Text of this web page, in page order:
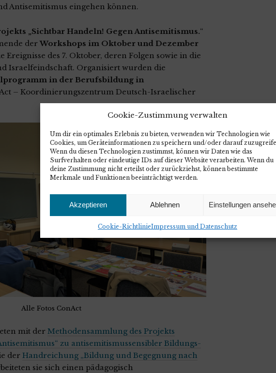
Cookie-Zustimmung verwalten
Um dir ein optimales Erlebnis zu bieten, verwenden wir Technologien wie
Cookies, um Geräteinformationen zu speichern und/oder darauf
Wenn du diesen Technologien zustimmst, können wir Daten wie das
Surfverhalten oder eindeutige IDs auf dieser Website verarbeiten. Wenn du
deine Zustimmung nicht erteilst oder zurückziehst, können bestimmte
Merkmale und Funktionen beeinträchtigt werden.
Akzeptieren Ablehnen Einstellungen
Cookie-RichtlinieImpressum und Datenschutz
Antisemitismus eingehen können.
„Sichtbar Handeln! Gegen Antisemitismus.“
derWorkshops im Oktober und Dezember
des 7. Oktober, deren Folgen sowie in die
Israelfeindschaft. Organisiert wurden die
in der Berufsbildung in
– Koordinierungszentrum Deutsch-Israelischer
Alle Fotos ConAct
mit der Methodensammlung des Projekts
zu antisemitismussensibler Bildungs-
der Handreichung „Bildung und Begegnung nach
sie sich einen pädagogisch